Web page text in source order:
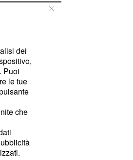
dei
Puoi
le tue
che